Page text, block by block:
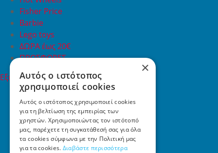
Fisher Price
Barbie
Lego toys
ΔΩΡΑ έως 20€
ΠΡΟΣΦΟΡΕΣ
Εξυπηρέτηση Πελατών
Εξυπηρέτηση πελατών
Συχνές ερωτήσεις
Όροι χρήσης
Τρόποι Πληρωμής
Επιστροφές
Επικοινωνία
×
Αυτός ο ιστότοπος
χρησιμοποιεί cookies
Αυτός ο ιστότοπος χρησιμοποιεί cookies
για τη βελτίωση της εμπειρίας των
χρηστών. Χρησιμοποιώντας τον ιστότοπό
μας, παρέχετε τη συγκατάθεσή σας για όλα
τα cookies σύμφωνα με την Πολιτική μας
για τα cookies. Διαβάστε περισσότερα